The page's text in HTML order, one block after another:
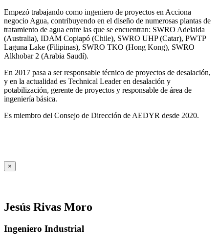
Empezó trabajando como ingeniero de proyectos en Acciona
negocio Agua, contribuyendo en el diseño de numerosas plantas de
tratamiento de agua entre las que se encuentran: SWRO Adelaida
(Australia), IDAM Copiapó (Chile), SWRO UHP (Catar), PWTP
Laguna Lake (Filipinas), SWRO TKO (Hong Kong), SWRO
Alkhobar 2 (Arabia Saudí).
En 2017 pasa a ser responsable técnico de proyectos de desalación,
y en la actualidad es Technical Leader en desalación y
potabilización, gerente de proyectos y responsable de área de
ingeniería básica.
Es miembro del Consejo de Dirección de AEDYR desde 2020.
×
Jesús Rivas Moro
Ingeniero Industrial